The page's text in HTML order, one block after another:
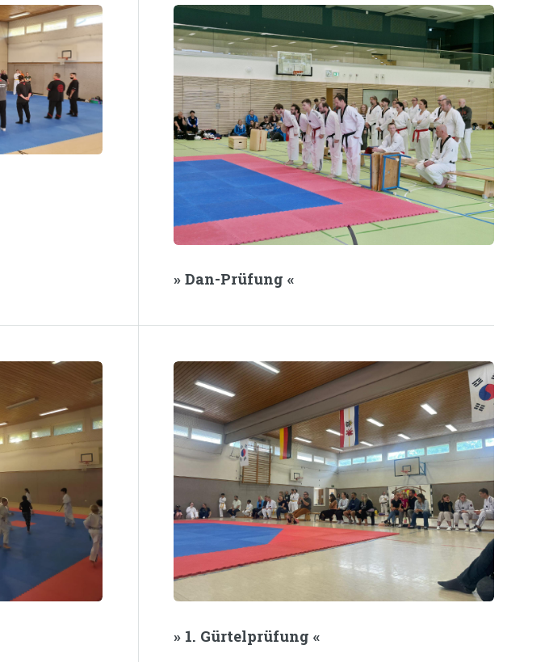
» Dan-Prüfung «
» 1. Gürtelprüfung «